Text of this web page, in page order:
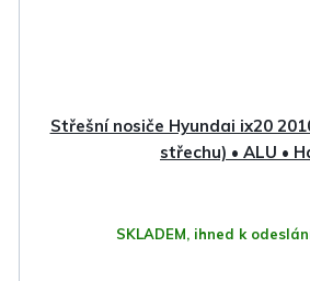
Střešní nosiče Hyundai ix20
střechu) • ALU •
SKLADEM, ihned k